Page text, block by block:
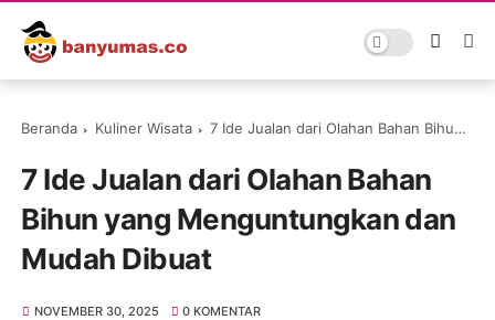
Beranda Kuliner Wisata 7 Ide Jualan dari Olahan Bahan Bihun yang Menguntungkan dan Mudah Dibuat
7 Ide Jualan dari Olahan Bahan
Bihun yang Menguntungkan dan
Mudah Dibuat
NOVEMBER 30, 2025 0 KOMENTAR